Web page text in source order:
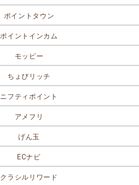
ポイントタウン
ポイントインカム
モッピー
ちょびリッチ
ニフティポイント
アメフリ
げん玉
ECナビ
クラシルリワード